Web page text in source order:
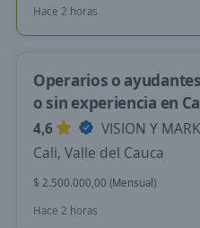
Hace 2 horas
Operarios o
o sin experiencia en
4,6
VISION Y
Cali, Valle del Cauca
$ 2.500.000,00 (Mensual)
Hace 2 horas